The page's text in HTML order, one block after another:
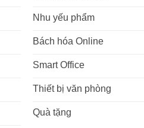
Nhu yếu phẩm
Bách hóa Online
Smart Office
Thiết bị văn phòng
Quà tặng